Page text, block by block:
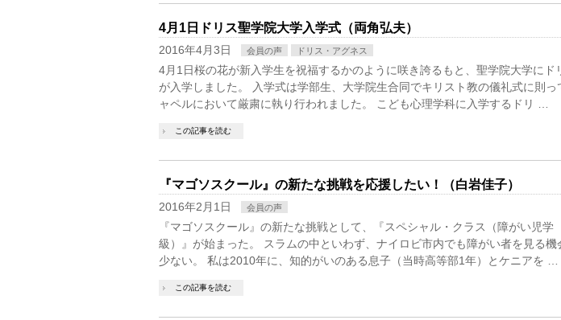
4月1日ドリス聖学院大学入学式（両角弘夫）
2016年4月3日 会員の声 ドリス・アグネス
4月1日桜の花が新入学生を祝福するかのように咲き誇るもと、聖学院大学にド
が入学しました。 入学式は学部生、大学院生合同でキリスト教の儀礼式に則っ
ャペルにおいて厳粛に執り行われました。 こども心理学科に入学するドリ …
この記事を読む
『マゴソスクール』の新たな挑戦を応援したい！（白岩佳子）
2016年2月1日 会員の声
『マゴソスクール』の新たな挑戦として、『スペシャル・クラス（障がい児学
級）』が始まった。 スラムの中といわず、ナイロビ市内でも障がい者を見る機
少ない。 私は2010年に、知的がいのある息子（当時高等部1年）とケニアを …
この記事を読む